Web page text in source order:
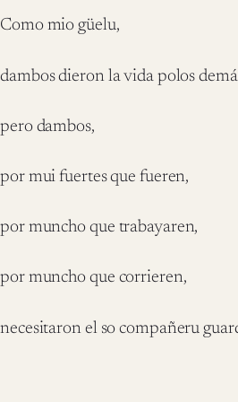
Como mio güelu,
dambos dieron la vida polos
pero dambos,
por mui fuertes que fueren,
por muncho que trabayaren,
por muncho que corrieren,
necesitaron el so compañeru